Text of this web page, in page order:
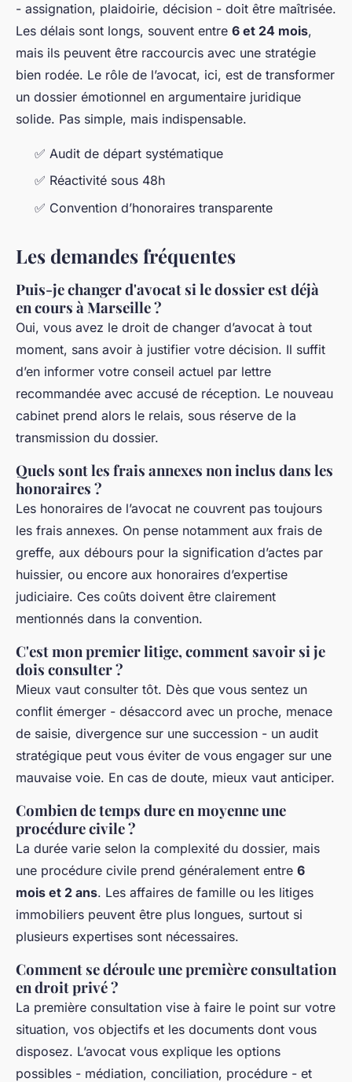
- assignation, plaidoirie, décision - doit être maîtrisée.
Les délais sont longs, souvent entre 6 et 24 mois,
mais ils peuvent être raccourcis avec une stratégie
bien rodée. Le rôle de l’avocat, ici, est de transformer
un dossier émotionnel en argumentaire juridique
solide. Pas simple, mais indispensable.
✅ Audit de départ systématique
✅ Réactivité sous 48h
✅ Convention d’honoraires transparente
Les demandes fréquentes
Puis-je changer d'avocat si le dossier est déjà
en cours à Marseille ?
Oui, vous avez le droit de changer d’avocat à tout
moment, sans avoir à justifier votre décision. Il suffit
d’en informer votre conseil actuel par lettre
recommandée avec accusé de réception. Le nouveau
cabinet prend alors le relais, sous réserve de la
transmission du dossier.
Quels sont les frais annexes non inclus dans les
honoraires ?
Les honoraires de l’avocat ne couvrent pas toujours
les frais annexes. On pense notamment aux frais de
greffe, aux débours pour la signification d’actes par
huissier, ou encore aux honoraires d’expertise
judiciaire. Ces coûts doivent être clairement
mentionnés dans la convention.
C'est mon premier litige, comment savoir si je
dois consulter ?
Mieux vaut consulter tôt. Dès que vous sentez un
conflit émerger - désaccord avec un proche, menace
de saisie, divergence sur une succession - un audit
stratégique peut vous éviter de vous engager sur une
mauvaise voie. En cas de doute, mieux vaut anticiper.
Combien de temps dure en moyenne une
procédure civile ?
La durée varie selon la complexité du dossier, mais
une procédure civile prend généralement entre 6
mois et 2 ans. Les affaires de famille ou les litiges
immobiliers peuvent être plus longues, surtout si
plusieurs expertises sont nécessaires.
Comment se déroule une première consultation
en droit privé ?
La première consultation vise à faire le point sur votre
situation, vos objectifs et les documents dont vous
disposez. L’avocat vous explique les options
possibles - médiation, conciliation, procédure - et